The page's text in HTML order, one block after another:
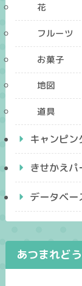
花
フルーツ
お菓子
地図
道具
キャンピン
きせかえパ
データベー
あつまれど